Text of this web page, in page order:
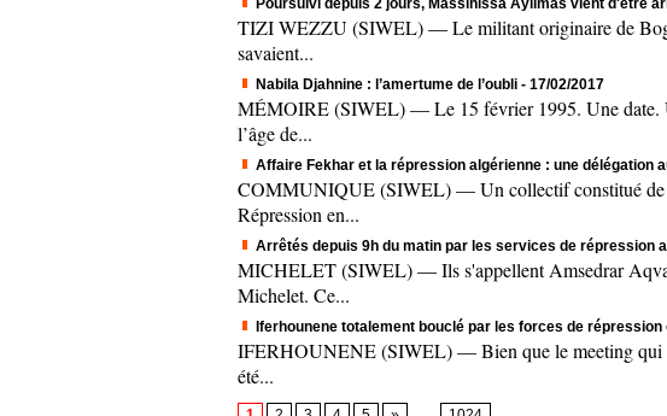
TIZI WEZZU (SIWEL) — Le militant originaire de
savaient...
Nabila Djahnine : l’amertume de l’oubli - 17/02/2017
MÉMOIRE (SIWEL) — Le 15 février 1995. Une date.
l’âge de...
Affaire Fekhar et la répression algérienne : une délégation
COMMUNIQUE (SIWEL) — Un collectif constitué de
Répression en...
Arrêtés depuis 9h du matin par les services de répression
MICHELET (SIWEL) — Ils s'appellent Amsedrar
Michelet. Ce...
Iferhounene totalement bouclé par les forces de
IFERHOUNENE (SIWEL) — Bien que le meeting qui
été...